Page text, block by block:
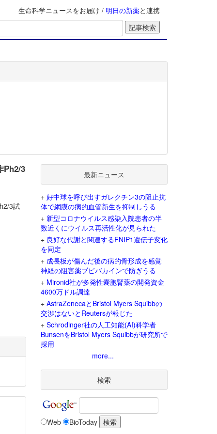
生命科学ニュースをお届け / 明日の新薬と連携
Ph2/3
3試
最新ニュース
+ 好中球を呼び出すガレクチン3の阻止抗
体で網膜の病的血管新生を抑制しうる
+ 新型コロナウイルス感染入院患者の半
数近くにウイルス再活性化が見られた
+ 良好な代謝と関連するFNIP1遺伝子変化
を同定
+ 成長板が傷んだ後の病的骨形成を感覚
神経の阻害薬ブピバカインで防ぎうる
+ Mironid社が多発性嚢胞腎薬の開発資金
4600万ドル調達
+ AstraZenecaとBristol Myers Squibbの
交渉はないとReutersが報じた
+ Schrodinger社の人工知能(AI)科学者
BunsenをBristol Myers Squibbが研究所で
採用
more...
検索
Web BioToday